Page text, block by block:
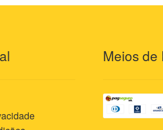
Meios de